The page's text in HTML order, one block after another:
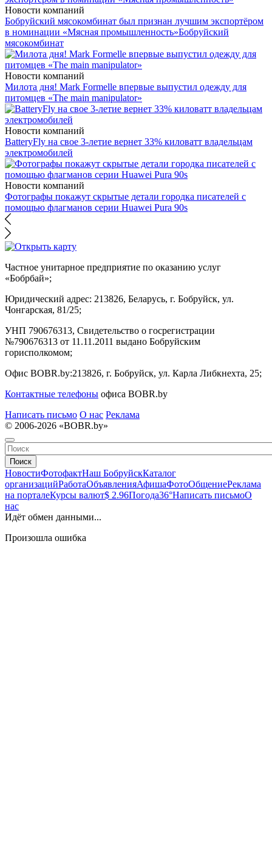
Новости компаний
Бобруйский мясокомбинат был признан лучшим экспортёром
в номинации «Мясная промышленность»Бобруйский
мясокомбинат
Новости компаний
Милота дня! Mark Formelle впервые выпустил одежду для
питомцев «The main manipulator»
Новости компаний
BatteryFly на свое 3-летие вернет 33% киловатт владельцам
электромобилей
Новости компаний
Фотографы покажут скрытые детали городка писателей с
помощью флагманов серии Huawei Pura 90s
Частное унитарное предприятие по оказанию услуг
«Бобрбай»;
Юридический адрес: 213826, Беларусь, г. Бобруйск, ул.
Чонгарская, 81/25;
УНП 790676313, Свидетельство о госрегистрации
№790676313 от 11.11.2011 выдано Бобруйским
горисполкомом;
Офис BOBR.by:213826, г. Бобруйск, ул. Карла Либкнехта, 25;
Контактные телефоны офиса BOBR.by
Написать письмо О нас Реклама
© 2006-2026 «BOBR.by»
Поиск
НовостиФотофактНаш БобруйскКаталог
организацийРаботаОбъявленияАфишаФотоОбщениеРеклама
на порталеКурсы валют$ 2.96Погода36°Написать письмоО
нас
Идёт обмен данными...
Произошла ошибка